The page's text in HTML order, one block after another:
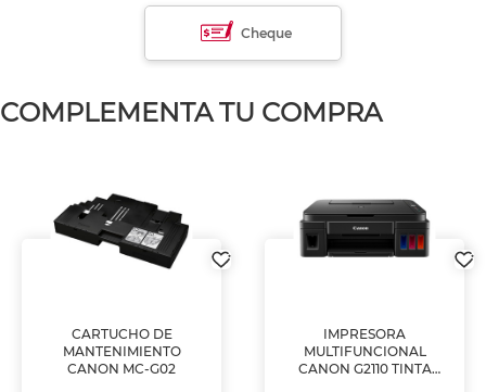
Cheque
COMPLEMENTA TU COMPRA
CARTUCHO DE
MANTENIMIENTO
CANON MC-G02
IMPRESORA
MULTIFUNCIONAL
CANON G2110 TINTA